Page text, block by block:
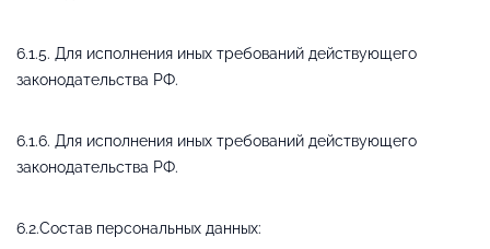
6.1.5. Для исполнения иных требований действующего
законодательства РФ.
6.1.6. Для исполнения иных требований действующего
законодательства РФ.
6.2.Состав персональных данных: